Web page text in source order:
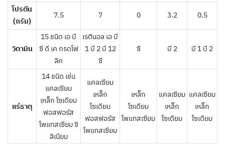
โปรตีน
(กรัม)
7.5 7 0 3.2 0.5
วิตามิน
15 ชนิด เอ บี
ซี ดี เค กรดโฟ
ลิค
เรตินอล เอ บี
1 บี 2 บี 12
ซี
ซี บี 2 บี 1 บี 2
แร่ธาตุ
14 ชนิด เช่น
แคลเซียม
เหล็ก โซเดียม
ฟอสฟอรัส
โพแทสเซียม ซิ
ลิเนียม
แคลเซียม
เหล็ก
โซเดียม
ฟอสฟอรัส
โพแทสเซียม
เหล็ก
โซเดียม
โพแทสเซียม
แคลเซียม
เหล็ก
โซเดียม
แคลเซียม
เหล็ก
โซเดียม